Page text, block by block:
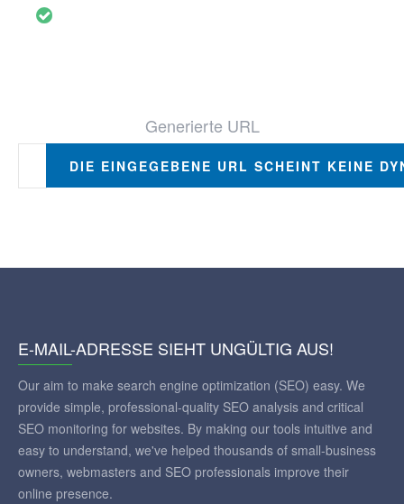
Generierte URL
DIE EINGEGEBENE URL SCHEINT KEINE
E-MAIL-ADRESSE SIEHT UNGÜLTIG AUS!
Our aim to make search engine optimization (SEO) easy. We
provide simple, professional-quality SEO analysis and critical
SEO monitoring for websites. By making our tools intuitive and
easy to understand, we've helped thousands of small-business
owners, webmasters and SEO professionals improve their
online presence.